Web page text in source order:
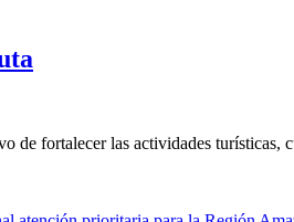
de fortalecer las actividades turísticas,